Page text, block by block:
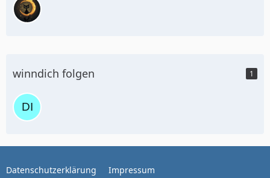
winndich folgen 1
Datenschutzerklärung Impressum